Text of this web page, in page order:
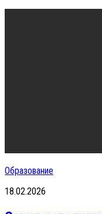
Образование
18.02.2026